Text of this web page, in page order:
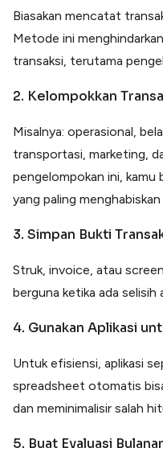
Biasakan mencatat
Metode ini
transaksi, terutama
2. Kelompokkan
Misalnya: operasional,
transportasi, marketing,
pengelompokan ini, kamu
yang paling menghabiskan
3. Simpan Bukti
Struk, invoice, atau
berguna ketika ada
4. Gunakan Aplikasi
Untuk efisiensi, aplikasi
spreadsheet otomatis
dan meminimalisir salah
5. Buat Evaluasi